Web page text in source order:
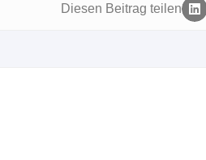
Diesen Beitrag teilen